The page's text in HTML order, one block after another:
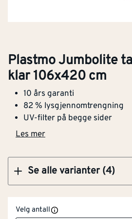
Plastmo Jumbolite
klar 106x420 cm
10 års garanti
82 % lysgjennomtrengning
UV-filter på begge sider
Les mer
Se alle varianter (4)
Plastmo Jumbolite takplate
cm
Klikk og hent
Velg antall